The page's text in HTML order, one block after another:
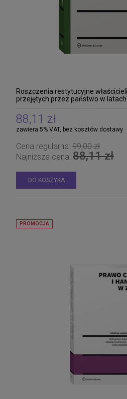
Roszczenia restytucyjne
przejętych przez państwo w
88,11 zł
zawiera 5% VAT, bez kosztów dostawy
Cena regularna: 99,00 zł
Najniższa cena: 88,11 zł
DO KOSZYKA
PROMOCJA